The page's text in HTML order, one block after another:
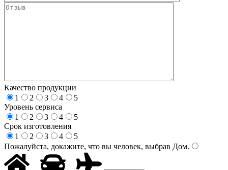
Качество продукции
1
2 3 4
5
Уровень сервиса
1
2 3 4
5
Срок изготовления
1
2 3 4
5
Пожалуйста, докажите, что вы человек, выбрав Дом.